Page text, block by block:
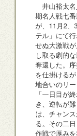
井山裕太名
期名人戦七
が、11月2、
テル」にて
せぬ大激戦
し取る劇的
奪還した。
を仕掛ける
地合いのリ
「一日目が
き、逆転が
は、チャン
る。その二
作戦で厚み